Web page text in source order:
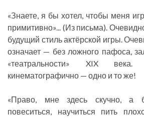
«Знаете, я бы хотел, чтобы меня
примитивно»... (Из письма).
будущий стиль актёрской игры.
означает — без ложного пафоса,
«театральности» XIX
кинематографично — одно и то же!
«Право, мне здесь скучно, а
повеситься, научиться пить